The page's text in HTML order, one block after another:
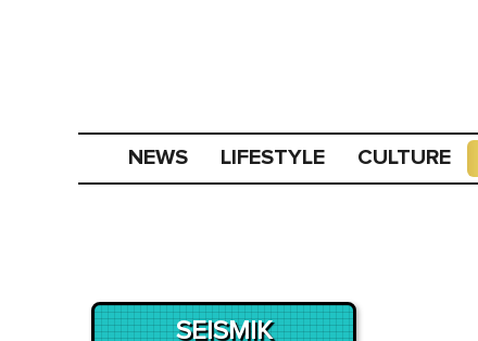
NEWS LIFESTYLE CULTURE
SEISMIK